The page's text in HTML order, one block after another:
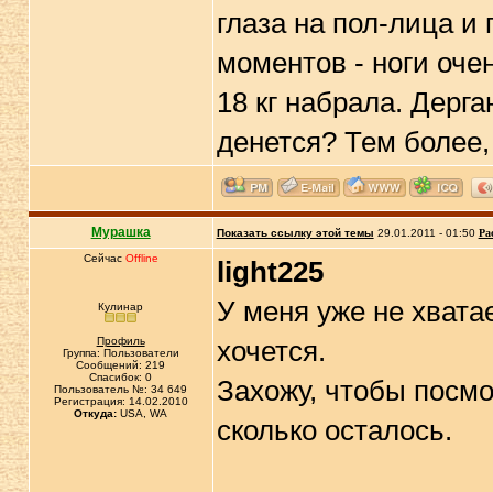
глаза на пол-лица
моментов - ноги
18 кг набрала.
денется? Тем
Мурашка Показать ссылку этой темы 29.01.2011 - 01:50
Сейчас Offline
Кулинар
Профиль
Группа: Пользователи
Сообщений: 219
Спасибок: 0
Пользователь №: 34 649
Регистрация: 14.02.2010
Откуда: USA, WA
light225
У меня уже не
хочется.
Захожу, чтобы
сколько осталось.